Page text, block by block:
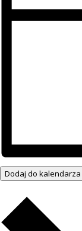
Dodaj do kalendarza